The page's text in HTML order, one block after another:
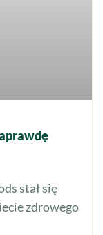
stał się
zdrowego